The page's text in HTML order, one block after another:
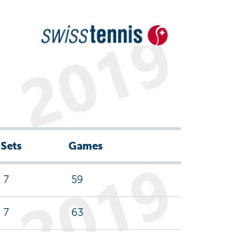
Sets Games
7 59
7 63